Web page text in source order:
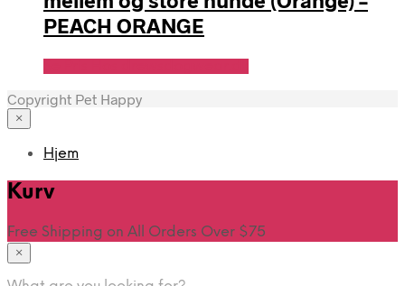
PEACH ORANGE
Copyright Pet Happy
×
Hjem
Kurv
Free Shipping on All Orders Over $75
×